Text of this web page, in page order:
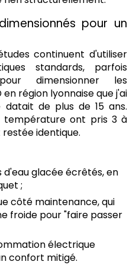
pour un
continuent d'utiliser
standards, parfois
dimensionner les
en région lyonnaise que j'ai
de plus de 15 ans.
température ont pris 3 à
restée identique.
d'eau glacée écrêtés, en
;
côté maintenance, qui
froide pour "faire passer
électrique
confort mitigé.